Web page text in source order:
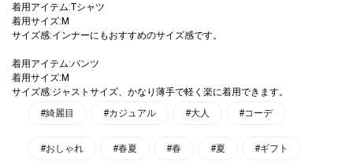
着用アイテム:Tシャツ
着用サイズ:M
サイズ感:インナーにもおすすめのサイズ感です。
着用アイテム:パンツ
着用サイズ:M
サイズ感:ジャストサイズ、かなり薄手で軽く楽に着用できます。
#綺麗目
#カジュアル #大人 #コーデ
#おしゃれ #春夏 #春 #夏 #ギフト